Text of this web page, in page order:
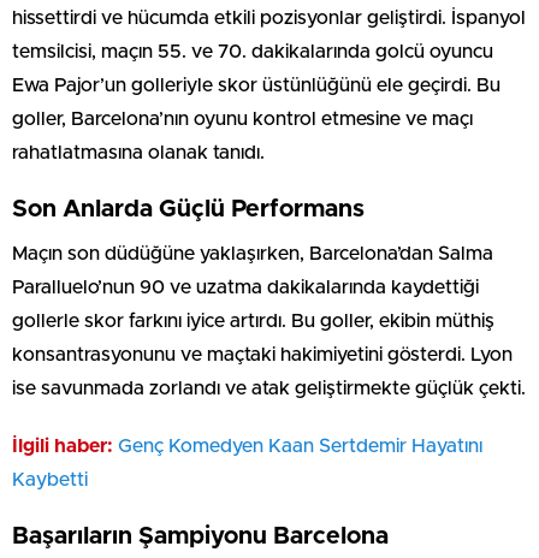
hissettirdi ve hücumda etkili pozisyonlar geliştirdi. İspanyol
temsilcisi, maçın 55. ve 70. dakikalarında golcü oyuncu
Ewa Pajor’un golleriyle skor üstünlüğünü ele geçirdi. Bu
goller, Barcelona’nın oyunu kontrol etmesine ve maçı
rahatlatmasına olanak tanıdı.
Son Anlarda Güçlü Performans
Maçın son düdüğüne yaklaşırken, Barcelona’dan Salma
Paralluelo’nun 90 ve uzatma dakikalarında kaydettiği
gollerle skor farkını iyice artırdı. Bu goller, ekibin müthiş
konsantrasyonunu ve maçtaki hakimiyetini gösterdi. Lyon
ise savunmada zorlandı ve atak geliştirmekte güçlük çekti.
İlgili haber: Genç Komedyen Kaan Sertdemir Hayatını
Kaybetti
Başarıların Şampiyonu Barcelona